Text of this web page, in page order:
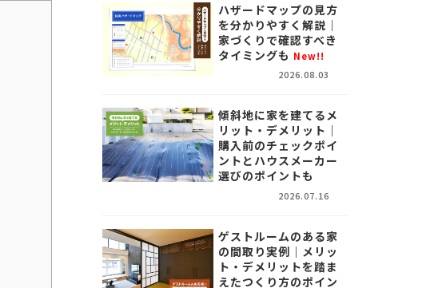
ハザードマップの見方
を分かりやすく解説｜
家づくりで確認すべき
タイミングも New!!
2026.08.03
傾斜地に家を建てるメ
リット・デメリット｜
購入前のチェックポイ
ントとハウスメーカー
選びのポイントも
2026.07.16
ゲストルームのある家
の間取り実例｜メリッ
ト・デメリットを踏ま
えたつくり方のポイン